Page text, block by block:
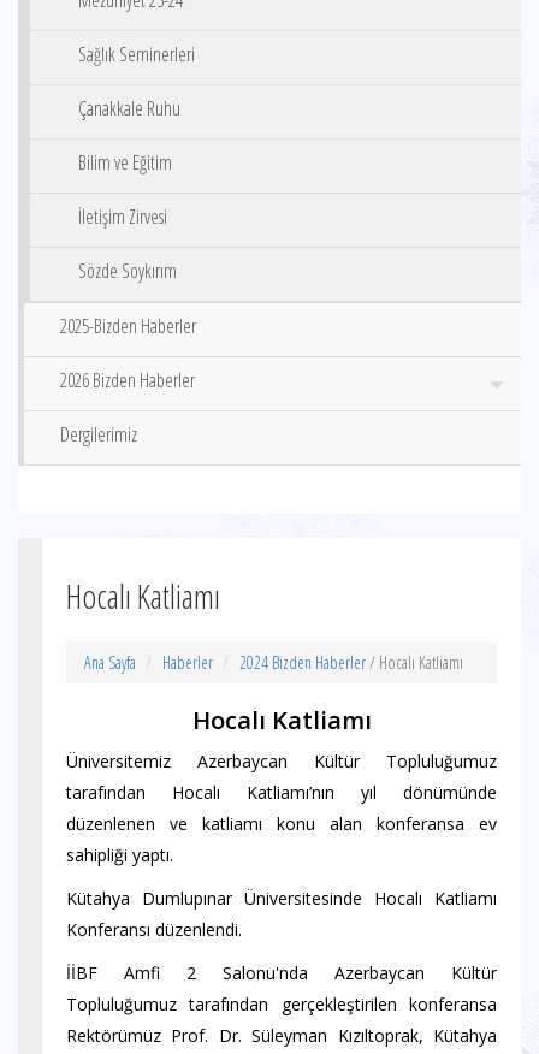
Sağlık Seminerleri
Çanakkale Ruhu
Bilim ve Eğitim
İletişim Zirvesi
Sözde Soykırım
2025-Bizden Haberler
2026 Bizden Haberler
Dergilerimiz
Hocalı Katliamı
Ana Sayfa Haberler 2024 Bizden Haberler/ Hocalı Katliamı
Hocalı Katliamı
Üniversitemiz Azerbaycan Kültür Topluluğumuz
tarafından Hocalı Katliamı’nın yıl dönümünde
düzenlenen ve katliamı konu alan konferansa ev
sahipliği yaptı.
Kütahya Dumlupınar Üniversitesinde Hocalı Katliamı
Konferansı düzenlendi.
İİBF Amfi 2 Salonu'nda Azerbaycan Kültür
Topluluğumuz tarafından gerçekleştirilen konferansa
Rektörümüz Prof. Dr. Süleyman Kızıltoprak, Kütahya